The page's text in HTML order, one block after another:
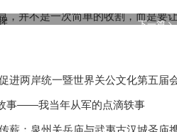
下一篇
进两岸统一暨世界关公文化第五届
事——我当年从军的点滴轶事
薪：泉州关岳庙与武夷古汉城圣庙